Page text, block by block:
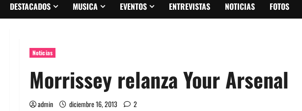
DESTACADOS MUSICA EVENTOS ENTREVISTAS NOTICIAS FOTOS
Noticias
Morrissey relanza Your Arsenal
admin diciembre 16, 2013 2